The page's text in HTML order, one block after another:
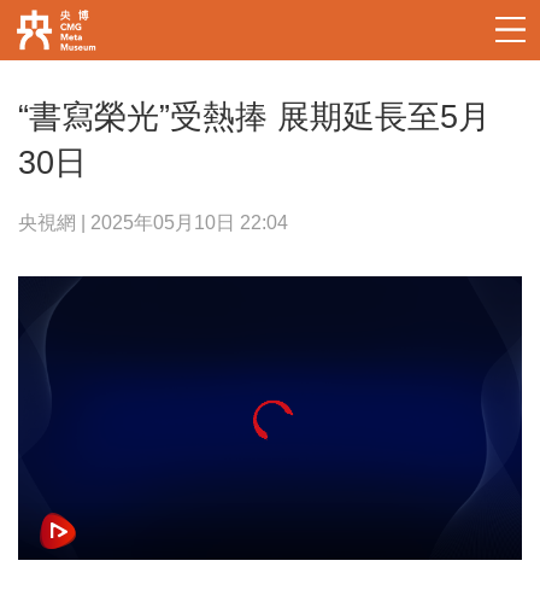
“書寫榮光”受熱捧 展期延長至5月
30日
央視網 | 2025年05月10日 22:04